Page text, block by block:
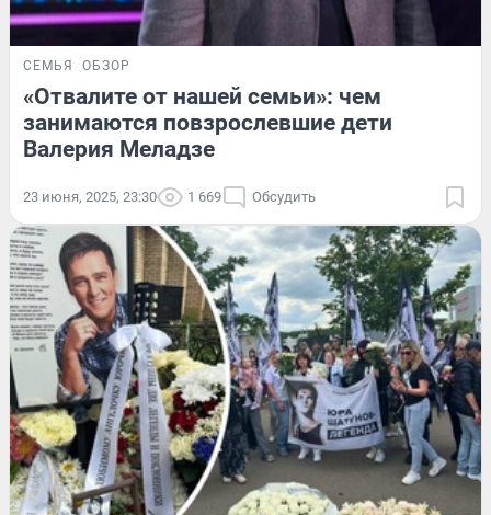
СЕМЬЯ ОБЗОР
«Отвалите от нашей семьи»: чем
занимаются повзрослевшие дети
Валерия Меладзе
23 июня, 2025, 23:30 1 669 Обсудить